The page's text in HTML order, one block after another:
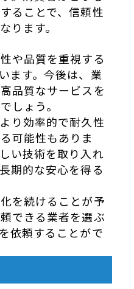
ることで、信頼性
ります。
や品質を重視する
ます。今後は、業
品質なサービスを
しょう。
り効率的で耐久性
可能性もありま
い技術を取り入れ
期的な安心を得る
を続けることが予
できる業者を選ぶ
依頼することがで